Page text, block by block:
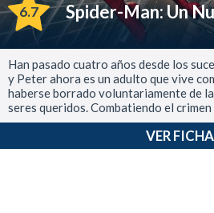
6.7 Spider-Man: Un
Han pasado cuatro años desde los
y Peter ahora es un adulto que vive
haberse borrado voluntariamente de
seres queridos. Combatiendo el crimen
VER FICHA